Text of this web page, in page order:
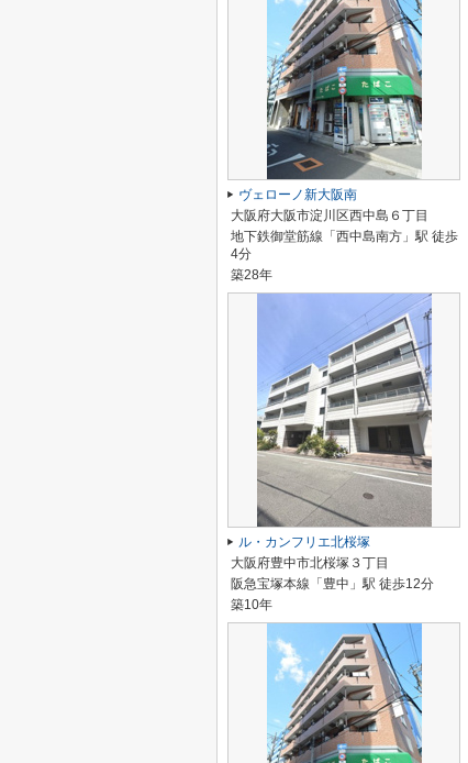
ヴェローノ新大阪南
大阪府大阪市淀川区西中島６丁目
地下鉄御堂筋線「西中島南方」駅 徒歩
4分
築28年
ル・カンフリエ北桜塚
大阪府豊中市北桜塚３丁目
阪急宝塚本線「豊中」駅 徒歩12分
築10年